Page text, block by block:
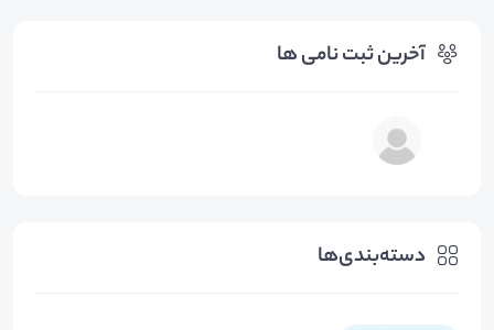
آخرین ثبت نامی ها
دسته‌بندی‌ها